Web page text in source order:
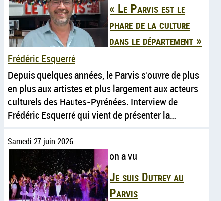
Le Parvis est le
phare de la culture
dans le département
Frédéric Esquerré
Depuis quelques années, le Parvis s’ouvre de plus
en plus aux artistes et plus largement aux acteurs
culturels des Hautes-Pyrénées. Interview de
Frédéric Esquerré qui vient de présenter la…
Samedi 27 juin 2026
on a vu
Je suis Dutrey au
Parvis